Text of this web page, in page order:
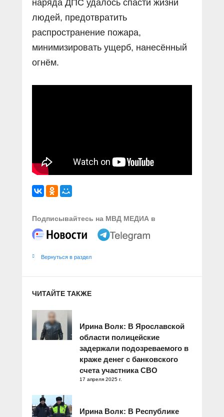
наряда ДПС удалось спасти жизни
людей, предотвратить
распространение пожара,
минимизировать ущерб, нанесённый
огнём.
Подписывайтесь на МВД МЕДИА в
Вернуться в раздел
ЧИТАЙТЕ ТАКЖЕ
Ирина Волк: В Ярославской
области полицейские
задержали подозреваемого в
краже денег с банковского
счета участника СВО
17 апреля 2025 г.
Ирина Волк: В Республике